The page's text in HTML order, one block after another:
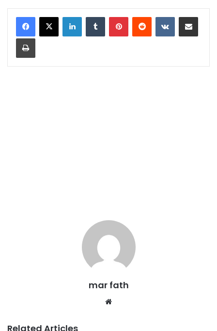
mar fath
Related Articles